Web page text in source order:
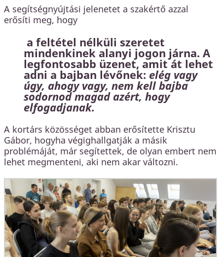
A segítségnyújtási jelenetet a szakértő azzal
erősíti meg, hogy
a feltétel nélküli szeretet
mindenkinek alanyi jogon járna. A
legfontosabb üzenet, amit át lehet
adni a bajban lévőnek: elég vagy
úgy, ahogy vagy, nem kell bajba
sodornod magad azért, hogy
elfogadjanak.
A kortárs közösséget abban erősítette Krisztu
Gábor, hogyha végighallgatják a másik
problémáját, már segítettek, de olyan embert nem
lehet megmenteni, aki nem akar változni.